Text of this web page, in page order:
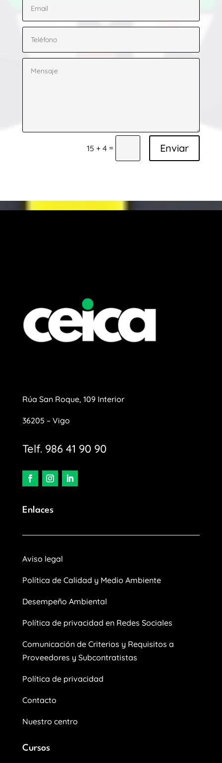
15 + 4 = Enviar
Rúa San Roque, 109 Interior
36205 – Vigo
Telf. 986 41 90 90
Enlaces
Aviso legal
Política de Calidad y Medio Ambiente
Desempeño Ambiental
Política de privacidad en Redes Sociales
Comunicación de Criterios y Requisitos a
Proveedores y Subcontratistas
Política de privacidad
Contacto
Nuestro centro
Cursos